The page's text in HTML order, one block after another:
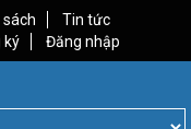
sách
Tin tức
ký Đăng nhập